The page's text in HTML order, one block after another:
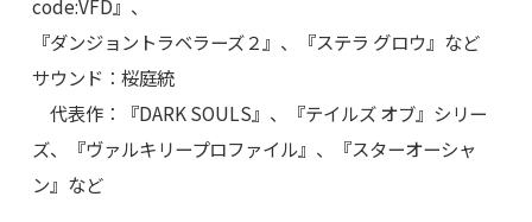
code:VFD』、
『ダンジョントラベラーズ２』、『ステラ グロウ』など
サウンド：桜庭統
代表作：『DARK SOULS』、『テイルズ オブ』シリー
ズ、『ヴァルキリープロファイル』、『スターオーシャ
ン』など